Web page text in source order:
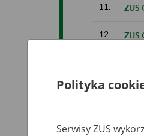
11. ZUS
12. ZUS
14. ZUS
Polityka
Serwisy ZUS